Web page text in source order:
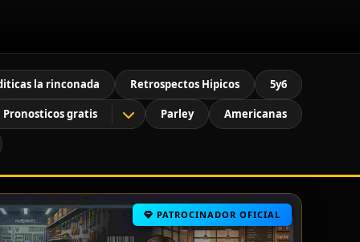
la rinconada Retrospectos Hipicos 5y6
Pronosticos gratis Parley Americanas
PATROCINADOR OFICIAL